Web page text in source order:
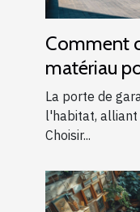
Comment
matériau
garage
La porte de
l'habitat,
Choisir...